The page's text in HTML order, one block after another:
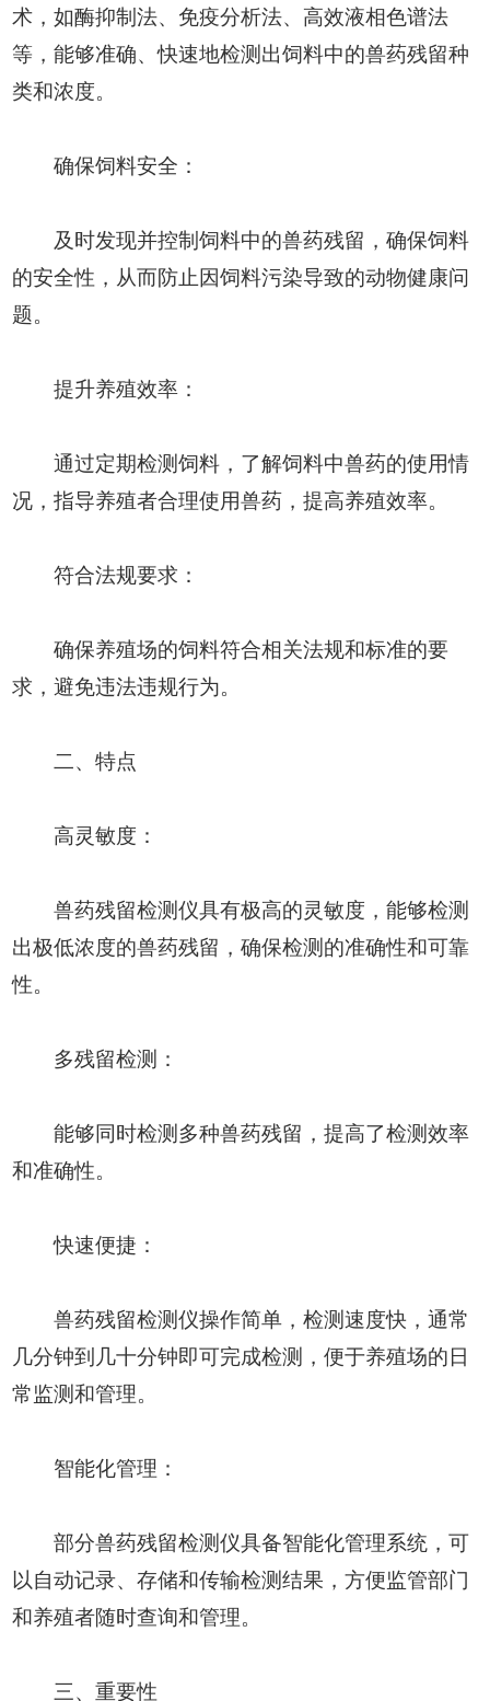
术，如酶抑制法、免疫分析法、高效液相色谱法
等，能够准确、快速地检测出饲料中的兽药残留种
类和浓度。
确保饲料安全：
及时发现并控制饲料中的兽药残留，确保饲料
的安全性，从而防止因饲料污染导致的动物健康问
题。
提升养殖效率：
通过定期检测饲料，了解饲料中兽药的使用情
况，指导养殖者合理使用兽药，提高养殖效率。
符合法规要求：
确保养殖场的饲料符合相关法规和标准的要
求，避免违法违规行为。
二、特点
高灵敏度：
兽药残留检测仪具有极高的灵敏度，能够检测
出极低浓度的兽药残留，确保检测的准确性和可靠
性。
多残留检测：
能够同时检测多种兽药残留，提高了检测效率
和准确性。
快速便捷：
兽药残留检测仪操作简单，检测速度快，通常
几分钟到几十分钟即可完成检测，便于养殖场的日
常监测和管理。
智能化管理：
部分兽药残留检测仪具备智能化管理系统，可
以自动记录、存储和传输检测结果，方便监管部门
和养殖者随时查询和管理。
三、重要性